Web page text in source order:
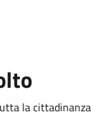
la